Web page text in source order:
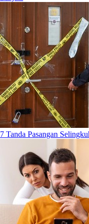
7 Tanda Pasangan